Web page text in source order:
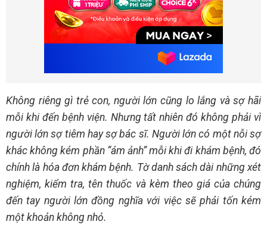
Không riêng gì trẻ con, người lớn cũng lo lắng và sợ hãi
mỗi khi đến bệnh viện. Nhưng tất nhiên đó không phải vì
người lớn sợ tiêm hay sợ bác sĩ. Người lớn có một nỗi sợ
khác không kém phần “ám ảnh” mỗi khi đi khám bệnh, đó
chính là hóa đơn khám bệnh. Tờ danh sách dài những xét
nghiệm, kiểm tra, tên thuốc và kèm theo giá của chúng
đến tay người lớn đồng nghĩa với việc sẽ phải tốn kém
một khoản không nhỏ.